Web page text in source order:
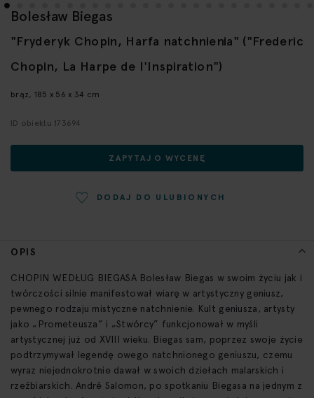
Przejdź
galerii
OPIS
CHOPIN WEDŁUG BIEGASA Bolesław Biegas w swoim życiu jak i
twórczości silnie manifestował wiarę w artystyczny geniusz,
pewnego rodzaju mistyczne natchnienie. Kult geniusza, artysty
jako „Prometeusza” i „Stwórcy” funkcjonował w myśli
artystycznej już od XVIII wieku. Biegas sam, poprzez swoje życie
podtrzymywał legendę owego natchnionego geniuszu, czemu
wyraz niejednokrotnie dawał w swoich dziełach malarskich i
rzeźbiarskich. André Salomon, po spotkaniu Biegasa na jednym z
Bolesław Biegas
brąz, 185 x 56 x 34 cm
"Fryderyk Chopin, Harfa natchnienia" ("Frederic
Chopin, La Harpe de l'Inspiration")
ID obiektu 173694
ZAPYTAJ O WYCENĘ
DODAJ DO ULUBIONYCH